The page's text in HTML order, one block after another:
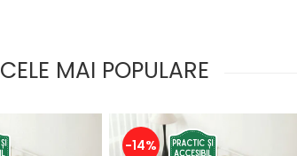
CELE MAI POPULARE
-14%